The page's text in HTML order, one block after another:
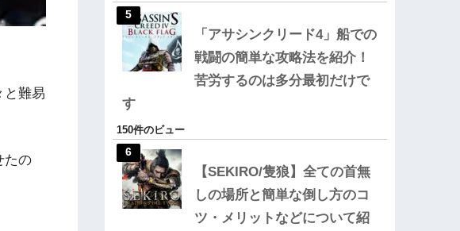
と難易
たの
「アサシンクリード4」船での
戦闘の簡単な攻略法を紹介！
苦労するのは多分最初だけで
す
150件のビュー
【SEKIRO/隻狼】全ての首無
しの場所と簡単な倒し方のコ
ツ・メリットなどについて紹